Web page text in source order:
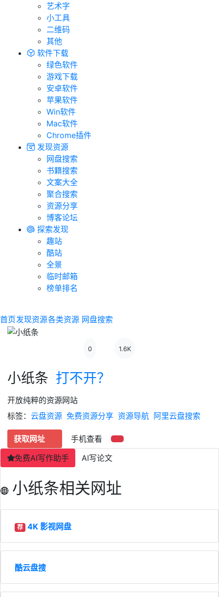
艺术字
小工具
二维码
其他
软件下载
绿色软件
游戏下载
安卓软件
苹果软件
Win软件
Mac软件
Chrome插件
发现资源
网盘搜索
书籍搜索
文案大全
聚合搜索
资源分享
博客论坛
探索发现
趣站
酷站
全景
临时邮箱
榜单排名
首页发现资源各类资源 网盘搜索
0 1.6K
小纸条 打不开？
开放纯粹的资源网站
标签： 云盘资源 免费资源分享 资源导航 阿里云盘搜索
获取网址
手机查看
免费AI写作助手
AI写论文
小纸条相关网址
荐 4K 影视网盘
酷云盘搜